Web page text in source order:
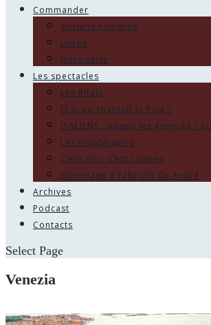
Commander
Anciens numéros
Livres
Hors-série
Les spectacles
Les Ritals
Et si on chantait la Paix ?
ITALIENS , quand les émigrés
Les Inoubliables
C’est moi, c’est l’italien
Hommage à Fabrizio De André
Archives
Podcast
Contacts
Select Page
Venezia